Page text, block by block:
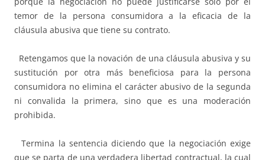
temor de la persona consumidora a la eficacia de la
cláusula abusiva que tiene su contrato.
Retengamos que la novación de una cláusula abusiva y su
sustitución por otra más beneficiosa para la persona
consumidora no elimina el carácter abusivo de la segunda
ni convalida la primera, sino que es una moderación
prohibida.
Termina la sentencia diciendo que la negociación exige
que se parta de una verdadera libertad contractual, la cual